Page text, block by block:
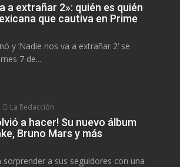
a extrañar 2»: quién es quién
que cautiva en Prime
y ‘Nadie nos va a extrañar 2’ se
7 de...
La Redacción
a hacer! Su nuevo álbum
Bruno Mars y más
sorprender a sus seguidores con una